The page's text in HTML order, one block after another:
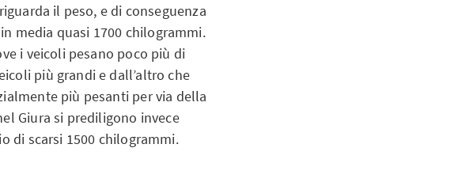
il peso, e di conseguenza
media quasi 1700 chilogrammi.
i veicoli pesano poco più di
più grandi e dall’altro che
più pesanti per via della
Giura si prediligono invece
di scarsi 1500 chilogrammi.